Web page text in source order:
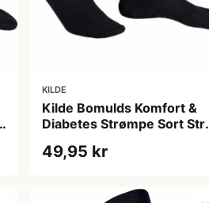
KILDE
Kilde Bomulds Komfort &
Diabetes Strømpe Sort Str.
49,95 kr